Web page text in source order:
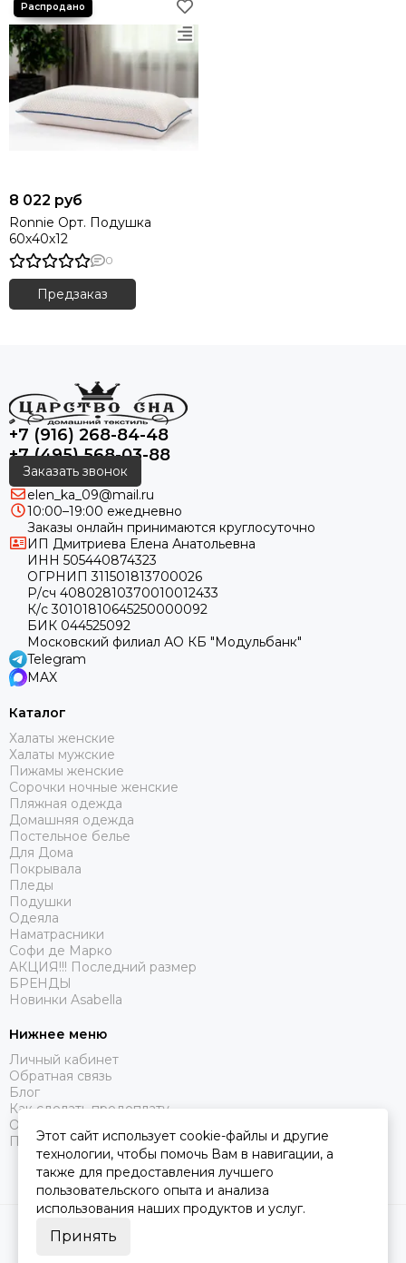
8 022 руб
Ronnie Орт. Подушка
60х40х12
0
Предзаказ
+7 (916) 268-84-48
+7 (495) 568-03-88
Заказать звонок
elen_ka_09@mail.ru
10:00–19:00 ежедневно
Заказы онлайн принимаются круглосуточно
ИП Дмитриева Елена Анатольевна
ИНН 505440874323
ОГРНИП 311501813700026
Р/сч 40802810370010012433
К/с 30101810645250000092
БИК 044525092
Московский филиал АО КБ "Модульбанк"
Telegram
MAX
Каталог
Халаты женские
Халаты мужские
Пижамы женские
Сорочки ночные женские
Пляжная одежда
Домашняя одежда
Постельное белье
Для Дома
Покрывала
Пледы
Подушки
Одеяла
Наматрасники
Софи де Марко
АКЦИЯ!!! Последний размер
БРЕНДЫ
Новинки Asabella
Нижнее меню
Личный кабинет
Обратная связь
Блог
Как сделать предоплату
Оферта
Политика конфиденциальности
2026 © Царство Сна.
Этот сайт использует cookie-файлы и другие
технологии, чтобы помочь Вам в навигации, а
также для предоставления лучшего
пользовательского опыта и анализа
использования наших продуктов и услуг.
Принять